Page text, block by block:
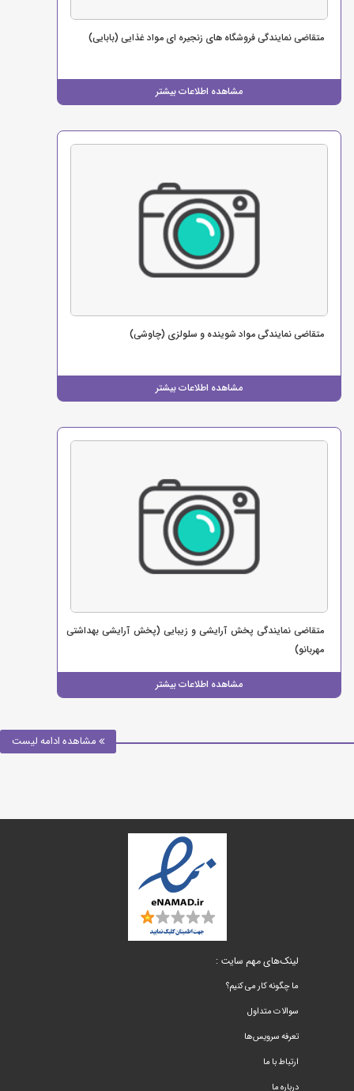
مشاهده اطلاعات بیشتر
متقاضی نمایندگی فروشگاه های زنجیره ای مواد غذایی (بابایی)
مشاهده اطلاعات بیشتر
متقاضی نمایندگی مواد شوینده و سلولزی (چاوشی)
مشاهده اطلاعات بیشتر
متقاضی نمایندگی پخش آرایشی و زیبایی (پخش آرایشی بهداشتی
مهربانو)
مشاهده ادامه لیست
لینک‌های مهم سایت :
ما چگونه کار می کنیم؟
سوالات متداول
تعرفه سرویس‌ها
ارتباط با ما
درباره ما